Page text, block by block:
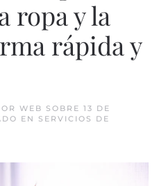
ropa y la
rápida y
WEB SOBRE 13 DE
EN SERVICIOS DE